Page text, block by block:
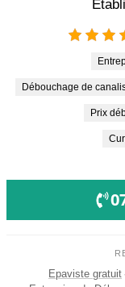
Débouchage de
prix
Epaviste gratuit ·